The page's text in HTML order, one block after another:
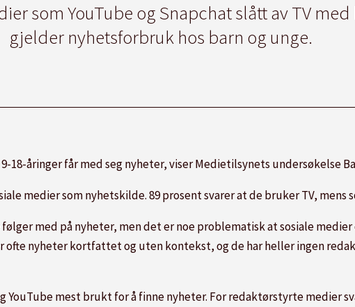
som YouTube og Snapchat slått av TV
gjelder nyhetsforbruk hos barn og unge.
18-åringer får med seg nyheter, viser Medietilsynets undersøkelse
medier som nyhetskilde. 89 prosent svarer at de bruker TV, mens
med på nyheter, men det er noe problematisk at sosiale
ofte nyheter kortfattet og uten kontekst, og de har heller ingen
YouTube mest brukt for å finne nyheter. For redaktørstyrte medier